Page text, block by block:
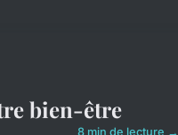
bien-être
8 min de lecture →